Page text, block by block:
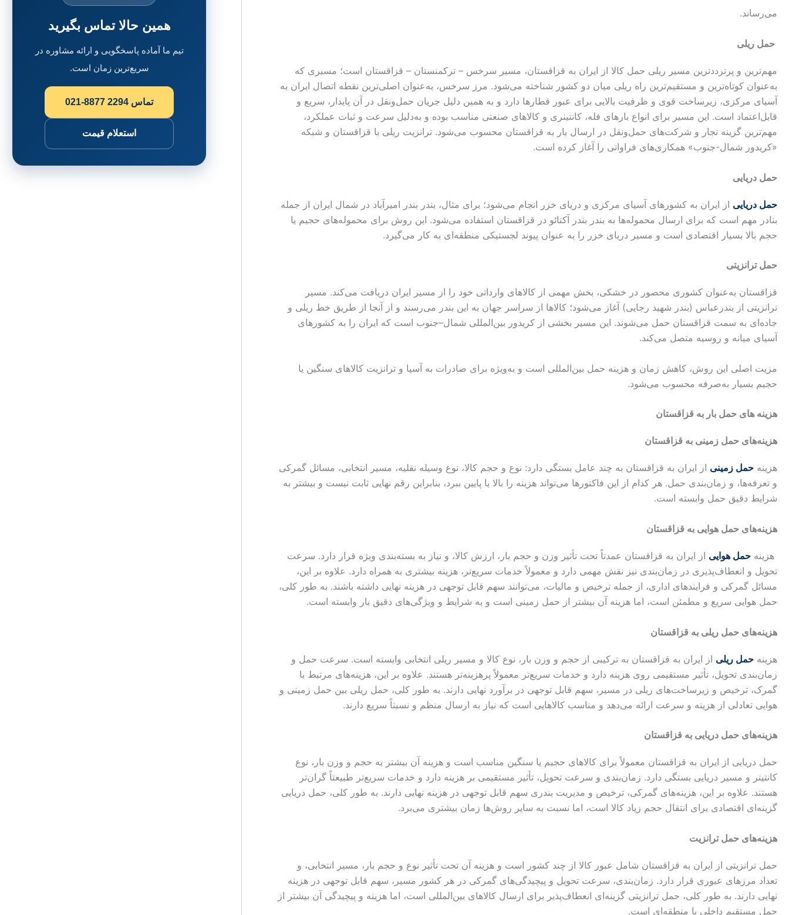
می‌رساند.
حمل ریلی
مهم‌ترین و پرترددترین مسیر ریلی حمل کالا از ایران به قزاقستان، مسیر سرخس – ترکمنستان – قزاقستان است؛ مسیری که
به‌عنوان کوتاه‌ترین و مستقیم‌ترین راه ریلی میان دو کشور شناخته می‌شود. مرز سرخس، به‌عنوان اصلی‌ترین نقطه اتصال ایران به
آسیای مرکزی، زیرساخت قوی و ظرفیت بالایی برای عبور قطارها دارد و به همین دلیل جریان حمل‌ونقل در آن پایدار، سریع و
قابل‌اعتماد است. این مسیر برای انواع بارهای فله، کانتینری و کالاهای صنعتی مناسب بوده و به‌دلیل سرعت و ثبات عملکرد،
مهم‌ترین گزینه تجار و شرکت‌های حمل‌ونقل در ارسال بار به قزاقستان محسوب می‌شود. ترانزیت ریلی با قزاقستان و شبکه
«کریدور شمال-جنوب» همکاری‌های فراوانی را آغاز کرده است.
حمل دریایی
حمل دریایی از ایران به کشورهای آسیای مرکزی و دریای خزر انجام می‌شود؛ برای مثال، بندر بندر امیرآباد در شمال ایران از جمله
بنادر مهم است که برای ارسال محموله‌ها به بندر بندر آکتائو در قزاقستان استفاده می‌شود. این روش برای محموله‌های حجیم یا
حجم بالا بسیار اقتصادی است و مسیر دریای خزر را به عنوان پیوند لجستیکی منطقه‌ای به کار می‌گیرد.
حمل ترانزیتی
قزاقستان به‌عنوان کشوری محصور در خشکی، بخش مهمی از کالاهای وارداتی خود را از مسیر ایران دریافت می‌کند. مسیر
ترانزیتی از بندرعباس (بندر شهید رجایی) آغاز می‌شود؛ کالاها از سراسر جهان به این بندر می‌رسند و از آنجا از طریق خط ریلی و
جاده‌ای به سمت قزاقستان حمل می‌شوند. این مسیر بخشی از کریدور بین‌المللی شمال–جنوب است که ایران را به کشورهای
آسیای میانه و روسیه متصل می‌کند.
مزیت اصلی این روش، کاهش زمان و هزینه حمل بین‌المللی است و به‌ویژه برای صادرات به آسیا و ترانزیت کالاهای سنگین یا
حجیم بسیار به‌صرفه محسوب می‌شود.
هزینه های حمل بار به قزاقستان
هزینه‌های حمل زمینی به قزاقستان
هزینه حمل زمینی از ایران به قزاقستان به چند عامل بستگی دارد: نوع و حجم کالا، نوع وسیله نقلیه، مسیر انتخابی، مسائل گمرکی
و تعرفه‌ها، و زمان‌بندی حمل. هر کدام از این فاکتورها می‌تواند هزینه را بالا یا پایین ببرد، بنابراین رقم نهایی ثابت نیست و بیشتر به
شرایط دقیق حمل وابسته است.
هزینه‌های حمل هوایی به قزاقستان
هزینه حمل هوایی از ایران به قزاقستان عمدتاً تحت تأثیر وزن و حجم بار، ارزش کالا، و نیاز به بسته‌بندی ویژه قرار دارد. سرعت
تحویل و انعطاف‌پذیری در زمان‌بندی نیز نقش مهمی دارد و معمولاً خدمات سریع‌تر، هزینه بیشتری به همراه دارد. علاوه بر این،
مسائل گمرکی و فرایندهای اداری، از جمله ترخیص و مالیات، می‌توانند سهم قابل توجهی در هزینه نهایی داشته باشند. به طور کلی،
حمل هوایی سریع و مطمئن است، اما هزینه آن بیشتر از حمل زمینی است و به شرایط و ویژگی‌های دقیق بار وابسته است.
هزینه‌های حمل ریلی به قزاقستان
هزینه حمل ریلی از ایران به قزاقستان به ترکیبی از حجم و وزن بار، نوع کالا و مسیر ریلی انتخابی وابسته است. سرعت حمل و
زمان‌بندی تحویل، تأثیر مستقیمی روی هزینه دارد و خدمات سریع‌تر معمولاً پرهزینه‌تر هستند. علاوه بر این، هزینه‌های مرتبط با
گمرک، ترخیص و زیرساخت‌های ریلی در مسیر، سهم قابل توجهی در برآورد نهایی دارند. به طور کلی، حمل ریلی بین حمل زمینی و
هوایی تعادلی از هزینه و سرعت ارائه می‌دهد و مناسب کالاهایی است که نیاز به ارسال منظم و نسبتاً سریع دارند.
هزینه‌های حمل دریایی به قزاقستان
حمل دریایی از ایران به قزاقستان معمولاً برای کالاهای حجیم یا سنگین مناسب است و هزینه آن بیشتر به حجم و وزن بار، نوع
کانتینر و مسیر دریایی بستگی دارد. زمان‌بندی و سرعت تحویل، تأثیر مستقیمی بر هزینه دارد و خدمات سریع‌تر طبیعتاً گران‌تر
هستند. علاوه بر این، هزینه‌های گمرکی، ترخیص و مدیریت بندری سهم قابل توجهی در هزینه نهایی دارند. به طور کلی، حمل دریایی
گزینه‌ای اقتصادی برای انتقال حجم زیاد کالا است، اما نسبت به سایر روش‌ها زمان بیشتری می‌برد.
هزینه‌های حمل ترانزیت
حمل ترانزیتی از ایران به قزاقستان شامل عبور کالا از چند کشور است و هزینه آن تحت تأثیر نوع و حجم بار، مسیر انتخابی، و
تعداد مرزهای عبوری قرار دارد. زمان‌بندی، سرعت تحویل و پیچیدگی‌های گمرکی در هر کشور مسیر، سهم قابل توجهی در هزینه
نهایی دارند. به طور کلی، حمل ترانزیتی گزینه‌ای انعطاف‌پذیر برای ارسال کالاهای بین‌المللی است، اما هزینه و پیچیدگی آن بیشتر از
حمل مستقیم داخلی یا منطقه‌ای است.
همین حالا تماس بگیرید
تیم ما آماده پاسخگویی و ارائه مشاوره در
سریع‌ترین زمان است.
تماس 021-8877 2294
استعلام قیمت